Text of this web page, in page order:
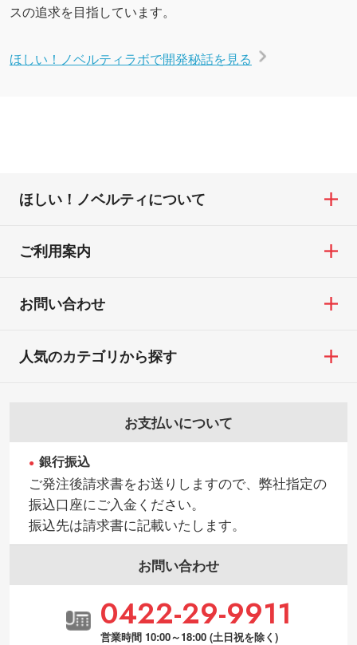
スの追求を目指しています。
ほしい！ノベルティラボで開発秘話を見る
ほしい！ノベルティについて
ご利用案内
お問い合わせ
お支払いについて
銀行振込
ご発注後請求書をお送りしますので、弊社指定の
振込口座にご入金ください。
振込先は請求書に記載いたします。
お問い合わせ
0422-29-9911
営業時間 10:00～18:00 (土日祝を除く)
人気のカテゴリから探す